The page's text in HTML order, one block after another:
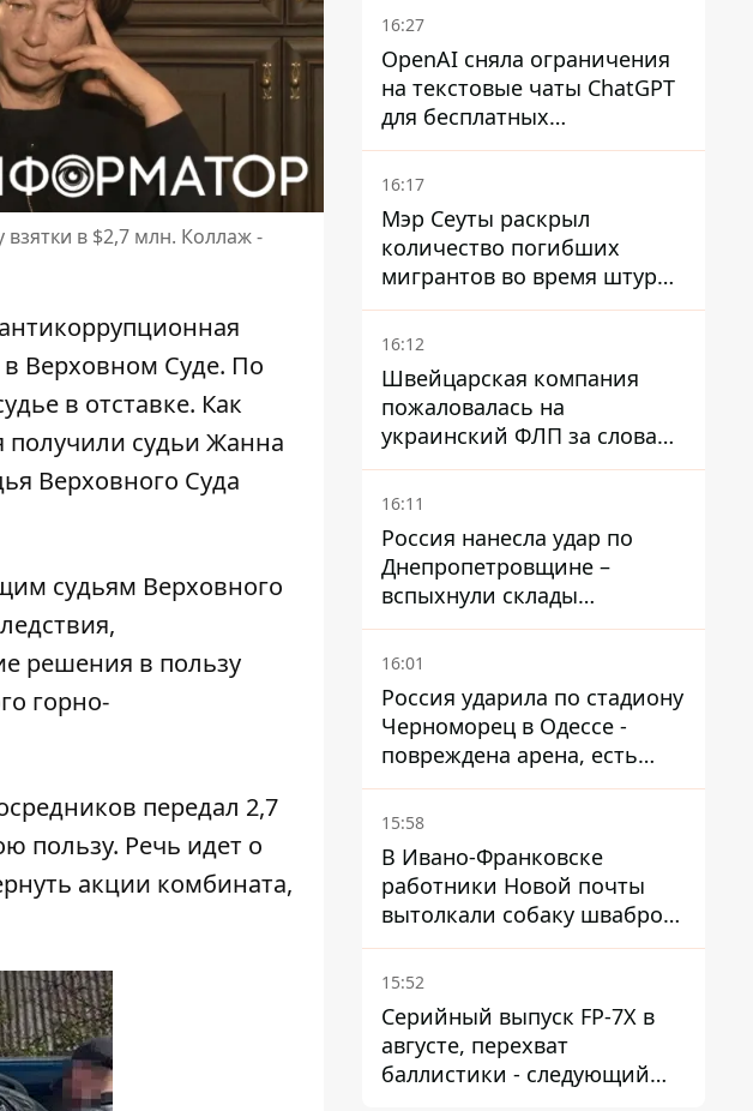
в $2,7 млн. Коллаж -
Верховном Суде. По
в отставке. Как
получили судьи Жанна
Верховного Суда
судьям Верховного
решения в пользу
горно-
передал 2,7
пользу. Речь идет о
акции комбината,
16:27
OpenAI сняла ограничения
на текстовые чаты ChatGPT
для бесплатных
пользователей
16:17
Мэр Сеуты раскрыл
количество погибших
мигрантов во время штурма
границы
16:12
Швейцарская компания
пожаловалась на
украинский ФЛП за слова
SUN SCRIPTION на упаковке
крема - АМКУ наложил
16:11
Россия нанесла удар по
Днепропетровщине –
вспыхнули склады
логистической компании
16:01
Россия ударила по стадиону
Черноморец в Одессе -
повреждена арена, есть
пострадавший
15:58
В Ивано-Франковске
работники Новой почты
вытолкали собаку шваброй
в 37-градусную жару -
реакция компании
15:52
Серийный выпуск FP-7X в
августе, перехват
баллистики - следующий